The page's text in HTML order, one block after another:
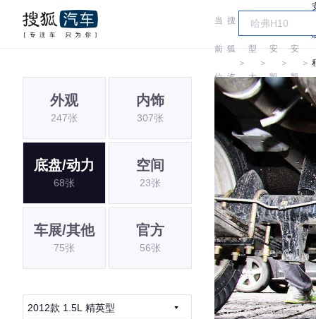
当
前
位
搜
狐
汽
＞
车
型
大
全
＞
长
安
凯
程
＞
安
凯
程
＞
外观
247张
内饰
307张
底盘/动力
68张
空间
23张
车展/其他
75张
官方
56张
2012款 1.5L 精英型